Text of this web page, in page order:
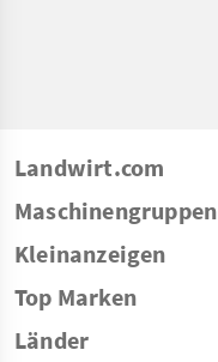
Landwirt.com
Maschinengruppen
Kleinanzeigen
Top Marken
Länder